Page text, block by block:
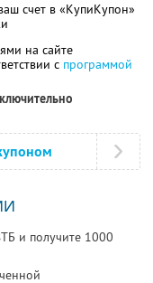
счет в «КупиКупон»
на сайте
с программой
и получите 1000